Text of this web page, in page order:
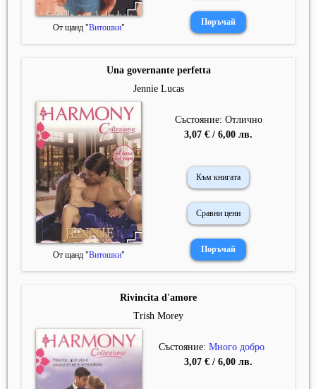
От щанд "Витошки"
Una governante perfetta
Jennie Lucas
От щанд "Витошки"
Състояние: Отлично
3,07 € / 6,00 лв.
Към книгата
Сравни цени
Rivincita d'amore
Trish Morey
Състояние: Много добро
3,07 € / 6,00 лв.